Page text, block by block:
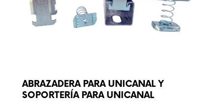
ABRAZADERA PARA UNICANAL Y
SOPORTERÍA PARA UNICANAL